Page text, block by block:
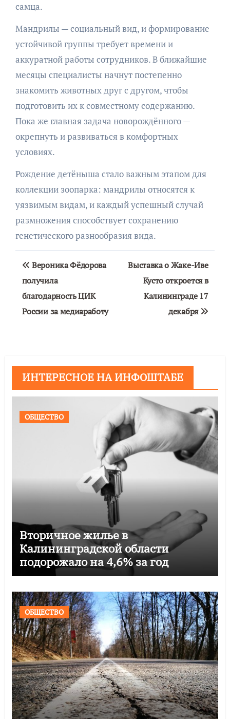
самца.
Мандрилы — социальный вид, и формирование
устойчивой группы требует времени и
аккуратной работы сотрудников. В ближайшие
месяцы специалисты начнут постепенно
знакомить животных друг с другом, чтобы
подготовить их к совместному содержанию.
Пока же главная задача новорождённого —
окрепнуть и развиваться в комфортных
условиях.
Рождение детёныша стало важным этапом для
коллекции зоопарка: мандрилы относятся к
уязвимым видам, и каждый успешный случай
размножения способствует сохранению
генетического разнообразия вида.
Навигация
по
записям
Вероника Фёдорова
получила
благодарность ЦИК
России за медиаработу
Выставка о Жаке-Иве
Кусто откроется в
Калининграде 17
декабря
ИНТЕРЕСНОЕ НА ИНФОШТАБЕ
ОБЩЕСТВО
Вторичное жилье в
Калининградской области
подорожало на 4,6% за год
ОБЩЕСТВО